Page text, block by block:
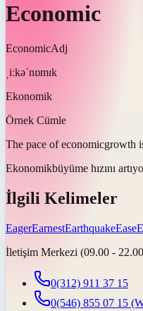
Economic
EconomicAdj
ˌiːkəˈnɒmɪk
Ekonomik
Örnek Cümle
The pace of economicgrowth
Ekonomikbüyüme hızını
İlgili Kelimeler
EagerEarnestEarthquakeEase
İletişim Merkezi (09.00 -
0(312) 911 37 15
0(546) 855 07 15